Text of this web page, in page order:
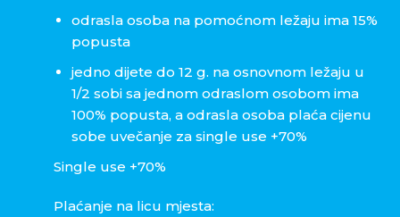
odrasla osoba na pomoćnom ležaju ima 15%
popusta
jedno dijete do 12 g. na osnovnom ležaju u
1/2 sobi sa jednom odraslom osobom ima
100% popusta, a odrasla osoba plaća cijenu
sobe uvečanje za single use +70%
Single use +70%
Plaćanje na licu mjesta: